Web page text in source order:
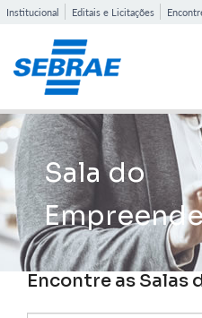
Institucional Editais e Licitações
Sala do
Encontre as Salas